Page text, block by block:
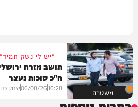
משטרה
"יש לי נשק תמיד"
תושב מזרח
ח"כ סוכות נעצר
16:28
06/08/26יצחק